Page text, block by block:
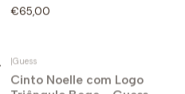
€65,00
Triângulo Bege - Guess
€50,00